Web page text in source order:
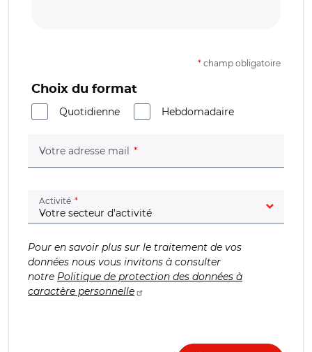
* champ obligatoire
Choix du format
Quotidienne
Hebdomadaire
Votre adresse mail (champ obligatoire)
Activité (champ obligatoire)
Pour en savoir plus sur le traitement de vos
données nous vous invitons à consulter
notre Politique de protection des données à
caractère personnelle